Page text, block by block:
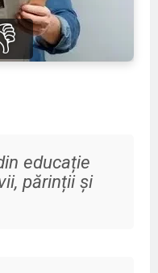
educație
părinții și